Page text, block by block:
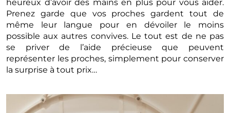
heureux d’avoir des mains en plus pour vous aider.
Prenez garde que vos proches gardent tout de
même leur langue pour en dévoiler le moins
possible aux autres convives. Le tout est de ne pas
se priver de l’aide précieuse que peuvent
représenter les proches, simplement pour conserver
la surprise à tout prix…